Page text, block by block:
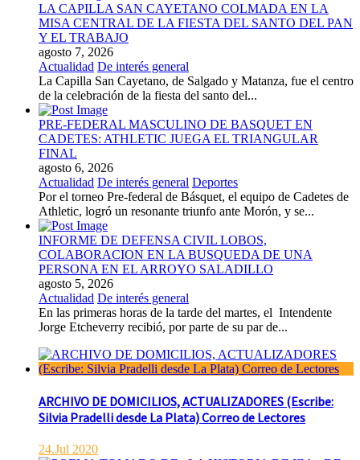
LA CAPILLA SAN CAYETANO COLMADA EN LA
MISA CENTRAL DE LA FIESTA DEL SANTO DEL PAN
Y EL TRABAJO
agosto 7, 2026
Actualidad De interés general
La Capilla San Cayetano, de Salgado y Matanza, fue el centro
de la celebración de la fiesta del santo del...
PRE-FEDERAL MASCULINO DE BASQUET EN
CADETES: ATHLETIC JUEGA EL TRIANGULAR
FINAL
agosto 6, 2026
Actualidad De interés general Deportes
Por el torneo Pre-federal de Básquet, el equipo de Cadetes de
Athletic, logró un resonante triunfo ante Morón, y se...
INFORME DE DEFENSA CIVIL LOBOS,
COLABORACION EN LA BUSQUEDA DE UNA
PERSONA EN EL ARROYO SALADILLO
agosto 5, 2026
Actualidad De interés general
En las primeras horas de la tarde del martes, el Intendente
Jorge Etcheverry recibió, por parte de su par de...
ARCHIVO DE DOMICILIOS, ACTUALIZADORES (Escribe:
Silvia Pradelli desde La Plata) Correo de Lectores
24.Jul 2020